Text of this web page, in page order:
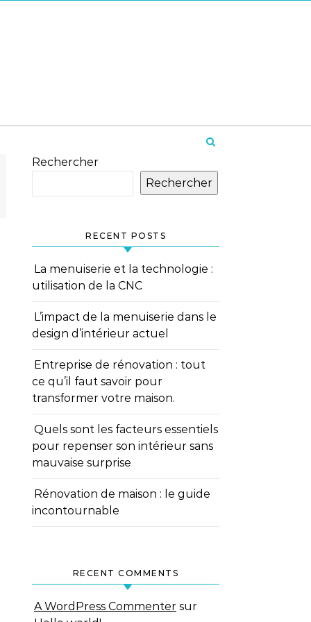
Rechercher
Rechercher
RECENT POSTS
La menuiserie et la technologie :
utilisation de la CNC
L’impact de la menuiserie dans le
design d’intérieur actuel
Entreprise de rénovation : tout
ce qu’il faut savoir pour
transformer votre maison.
Quels sont les facteurs essentiels
pour repenser son intérieur sans
mauvaise surprise
Rénovation de maison : le guide
incontournable
RECENT COMMENTS
A WordPress Commenter sur